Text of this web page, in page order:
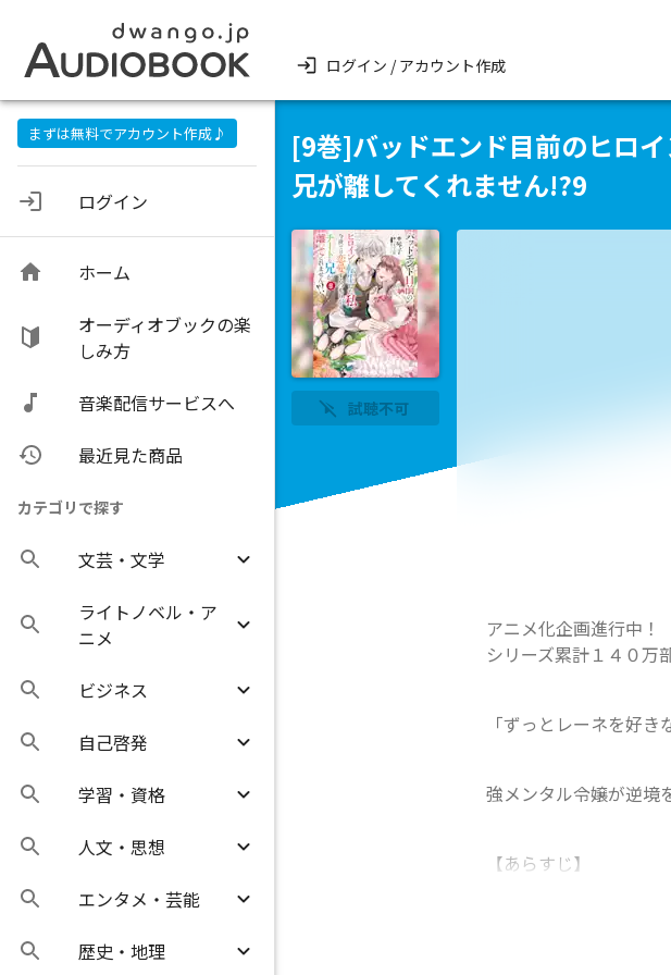
ログイン / アカウント作成
まずは無料でアカウント作成♪
ログイン
ホーム
オーディオブックの楽
しみ方
音楽配信サービスへ
最近見た商品
カテゴリで探す
文芸・文学
ライトノベル・ア
ニメ
ビジネス
自己啓発
学習・資格
人文・思想
エンタメ・芸能
歴史・地理
[9巻]バッドエンド目前のヒロ
兄が離してくれません!?9
試聴不可
アニメ化企画進行中！
シリーズ累計１４０万
「ずっとレーネを好き
強メンタル令嬢が逆境
【あらすじ】